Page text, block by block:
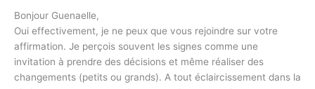
Bonjour Guenaelle,
Oui effectivement, je ne peux que vous rejoindre sur votre
affirmation. Je perçois souvent les signes comme une
invitation à prendre des décisions et même réaliser des
changements (petits ou grands). A tout éclaircissement dans la